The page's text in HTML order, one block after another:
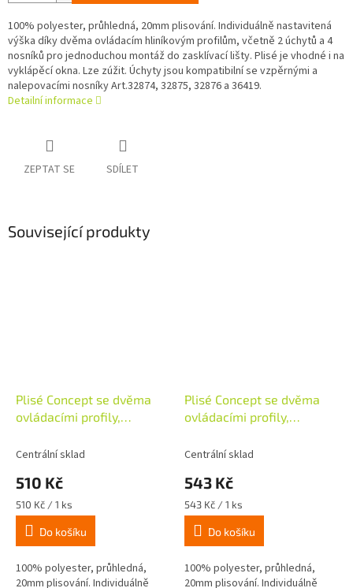
100% polyester, průhledná, 20mm plisování. Individuálně nastavitená
výška díky dvěma ovládacím hliníkovým profilům, včetně 2 úchytů a 4
nosníků pro jednoduchou montáž do zasklívací lišty. Plisé je vhodné i na
vyklápěcí okna. Lze zúžit. Úchyty jsou kompatibilní se vzpěrnými a
nalepovacími nosníky Art.32874, 32875, 32876 a 36419.
Detailní informace
ZEPTAT SE SDÍLET
Související produkty
Plisé Concept se dvěma
ovládacími profily,
Centrální sklad
510 Kč
Měrná
cena:
510 Kč / 1 ks
Do košíku
100% polyester, průhledná,
20mm plisování. Individuálně
Plisé Concept se dvěma
ovládacími profily,
Centrální sklad
543 Kč
Měrná
cena:
543 Kč / 1 ks
Do košíku
100% polyester, průhledná,
20mm plisování. Individuálně